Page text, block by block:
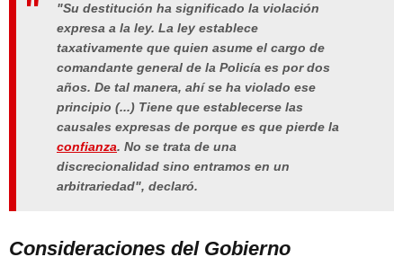
"Su destitución ha significado la violación
expresa a la ley. La ley establece
taxativamente que quien asume el cargo de
comandante general de la Policía es por dos
años. De tal manera, ahí se ha violado ese
principio (...) Tiene que establecerse las
causales expresas de porque es que pierde la
confianza. No se trata de una
discrecionalidad sino entramos en un
arbitrariedad", declaró.
Consideraciones del Gobierno